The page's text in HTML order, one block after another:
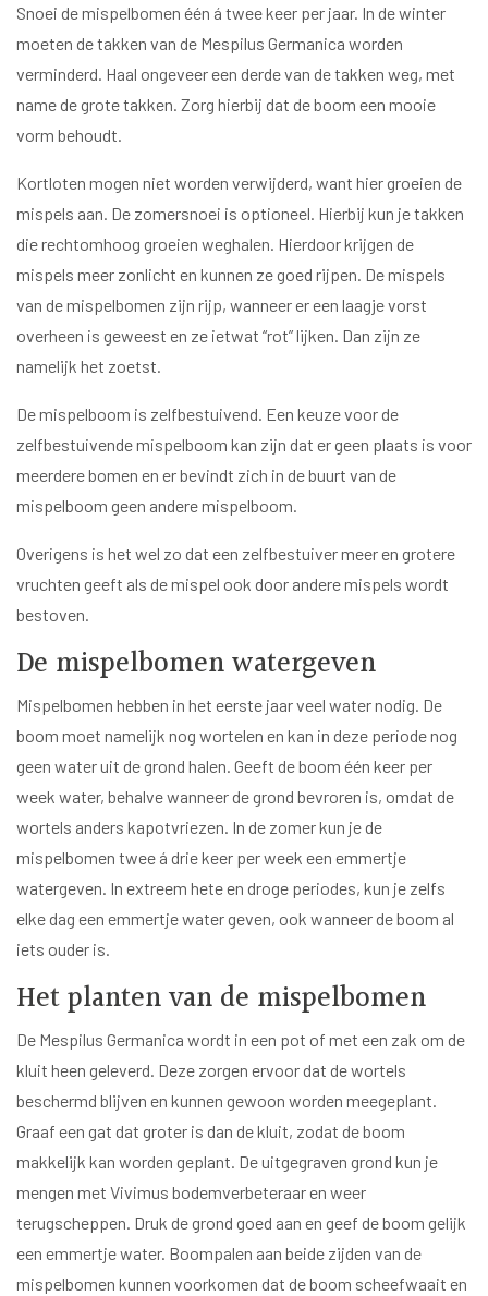
Snoei de mispelbomen één á twee keer per jaar. In de winter
moeten de takken van de Mespilus Germanica worden
verminderd. Haal ongeveer een derde van de takken weg, met
name de grote takken. Zorg hierbij dat de boom een mooie
vorm behoudt.
Kortloten mogen niet worden verwijderd, want hier groeien de
mispels aan. De zomersnoei is optioneel. Hierbij kun je takken
die rechtomhoog groeien weghalen. Hierdoor krijgen de
mispels meer zonlicht en kunnen ze goed rijpen. De mispels
van de mispelbomen zijn rijp, wanneer er een laagje vorst
overheen is geweest en ze ietwat “rot” lijken. Dan zijn ze
namelijk het zoetst.
De mispelboom is zelfbestuivend. Een keuze voor de
zelfbestuivende mispelboom kan zijn dat er geen plaats is voor
meerdere bomen en er bevindt zich in de buurt van de
mispelboom geen andere mispelboom.
Overigens is het wel zo dat een zelfbestuiver meer en grotere
vruchten geeft als de mispel ook door andere mispels wordt
bestoven.
De mispelbomen watergeven
Mispelbomen hebben in het eerste jaar veel water nodig. De
boom moet namelijk nog wortelen en kan in deze periode nog
geen water uit de grond halen. Geeft de boom één keer per
week water, behalve wanneer de grond bevroren is, omdat de
wortels anders kapotvriezen. In de zomer kun je de
mispelbomen twee á drie keer per week een emmertje
watergeven. In extreem hete en droge periodes, kun je zelfs
elke dag een emmertje water geven, ook wanneer de boom al
iets ouder is.
Het planten van de mispelbomen
De Mespilus Germanica wordt in een pot of met een zak om de
kluit heen geleverd. Deze zorgen ervoor dat de wortels
beschermd blijven en kunnen gewoon worden meegeplant.
Graaf een gat dat groter is dan de kluit, zodat de boom
makkelijk kan worden geplant. De uitgegraven grond kun je
mengen met Vivimus bodemverbeteraar en weer
terugscheppen. Druk de grond goed aan en geef de boom gelijk
een emmertje water. Boompalen aan beide zijden van de
mispelbomen kunnen voorkomen dat de boom scheefwaait en